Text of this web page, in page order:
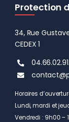
Protection
34, Rue
CEDEX 1
Horaires
Lundi, mardi et
Vendredi : 9h00 –